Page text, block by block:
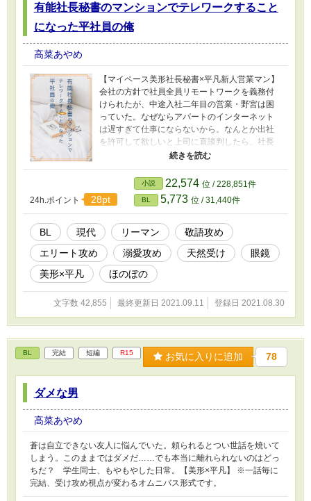
有能社長秘書のマンションでテレワークすること
になった平社員の俺
高菜あやめ
【マイペース美形社長秘書×平凡新人営業マン】
会社の方針で社員全員リモートワークを義務付
けられたが、中途入社二年目の営業・野宮は困
っていた。なぜならアパートのインターネット
は遅すぎて仕事にならないから。なんとか出社
を許可して欲しいと上司に直談判したら、社長
の呼び出しをくらってしまい、なりゆきで社長
秘書・入江のマンションに居候することに。少
し冷たそうでマイペースな入江と、ちょっとビ
ビりな野宮はうまく同居できるだろうか？ の
んびりほのぼのテレワークしてるリーマンのラ
ブコメディです
24h.ポイント 28pt
小説 22,574 位 / 228,851件
BL 5,773 位 / 31,440件
BL 現代 リーマン
敬語攻め
エリート攻め
溺愛攻め 天然受け
眼鏡
美形×平凡
ほのぼの
文字数 42,855 最終更新日 2021.09.11 登録日 2021.08.30
BL 完結 短編 R15 お気に入りに追加 78
ダメな男
高菜あやめ
蒼は自立できない友人に悩んでいた。頼られるとつい世話を焼いて
しまう。このままではダメだ……でも本当に離れられないのはどっ
ちだ？ 学生同士、もやもやした日常。【美形×平凡】 ※一話毎に
完結、受け攻め視点が変わるオムニバス形式です。